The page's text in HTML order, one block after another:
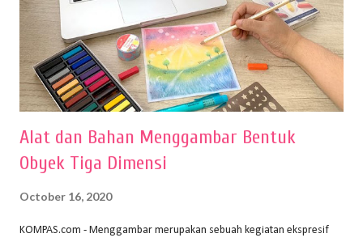
Alat dan Bahan Menggambar Bentuk
Obyek Tiga Dimensi
October 16, 2020
KOMPAS.com - Menggambar merupakan sebuah kegiatan ekspresif